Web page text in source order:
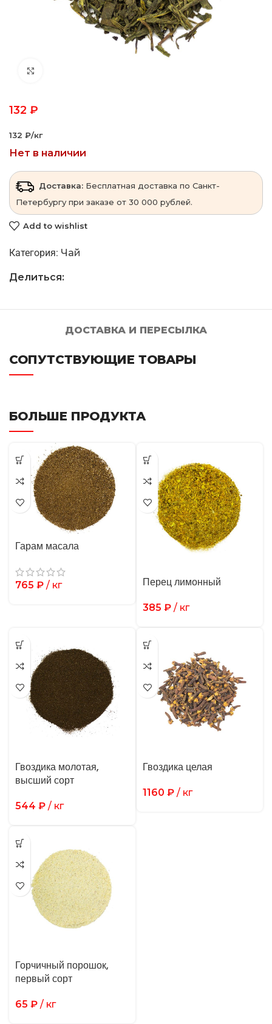
132 ₽
132 ₽‎/кг
Нет в наличии
Доставка: Бесплатная доставка по Санкт-
Петербургу при заказе от 30 000 рублей.
Add to wishlist
Категория: Чай
Делиться:
ДОСТАВКА И ПЕРЕСЫЛКА
СОПУТСТВУЮЩИЕ ТОВАРЫ
БОЛЬШЕ ПРОДУКТА
Гарам масала
765 ₽ / кг Перец лимонный
385 ₽ / кг
Гвоздика молотая,
высший сорт
544 ₽ / кг
Гвоздика целая
1160 ₽ / кг
Горчичный порошок,
первый сорт
65 ₽ / кг